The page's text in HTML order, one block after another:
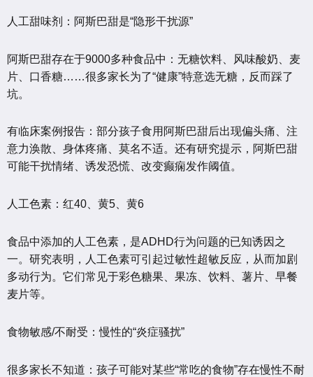
人工甜味剂：阿斯巴甜是“隐形干扰源”
阿斯巴甜存在于9000多种食品中：无糖饮料、风味酸奶、麦
片、口香糖……很多家长为了“健康”特意选无糖，反而踩了
坑。
有临床案例报告：部分孩子食用阿斯巴甜后出现偏头痛、注
意力涣散、身体疼痛、莫名不适。还有研究提示，阿斯巴甜
可能干扰情绪、诱发恐慌、改变癫痫发作阈值。
人工色素：红40、黄5、黄6
食品中添加的人工色素，是ADHD行为问题的已知诱因之
一。研究表明，人工色素可引起过敏性超敏反应，从而加剧
多动行为。它们常见于彩色糖果、果冻、饮料、薯片、早餐
麦片等。
食物敏感/不耐受：慢性的“炎症骚扰”
很多家长不知道：孩子可能对某些“常吃的食物”存在慢性不耐